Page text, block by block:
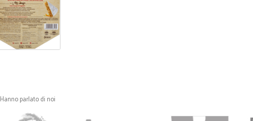
Bene
Decisamente buoni e soprattutto attenti: si sente che c’è la tensione di chi
Hanno parlato di noi